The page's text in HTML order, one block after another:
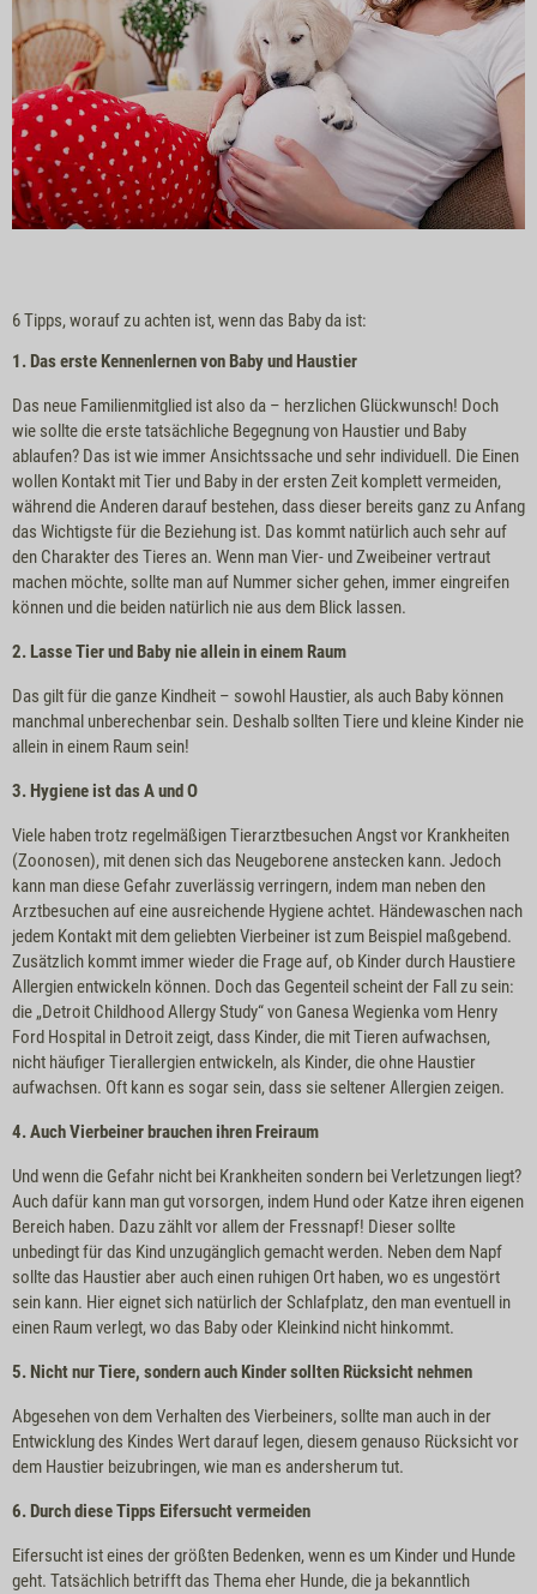
6 Tipps, worauf zu achten ist, wenn das Baby da ist:
1. Das erste Kennenlernen von Baby und Haustier
Das neue Familienmitglied ist also da – herzlichen Glückwunsch! Doch
wie sollte die erste tatsächliche Begegnung von Haustier und Baby
ablaufen? Das ist wie immer Ansichtssache und sehr individuell. Die Einen
wollen Kontakt mit Tier und Baby in der ersten Zeit komplett vermeiden,
während die Anderen darauf bestehen, dass dieser bereits ganz zu Anfang
das Wichtigste für die Beziehung ist. Das kommt natürlich auch sehr auf
den Charakter des Tieres an. Wenn man Vier- und Zweibeiner vertraut
machen möchte, sollte man auf Nummer sicher gehen, immer eingreifen
können und die beiden natürlich nie aus dem Blick lassen.
2. Lasse Tier und Baby nie allein in einem Raum
Das gilt für die ganze Kindheit – sowohl Haustier, als auch Baby können
manchmal unberechenbar sein. Deshalb sollten Tiere und kleine Kinder nie
allein in einem Raum sein!
3. Hygiene ist das A und O
Viele haben trotz regelmäßigen Tierarztbesuchen Angst vor Krankheiten
(Zoonosen), mit denen sich das Neugeborene anstecken kann. Jedoch
kann man diese Gefahr zuverlässig verringern, indem man neben den
Arztbesuchen auf eine ausreichende Hygiene achtet. Händewaschen nach
jedem Kontakt mit dem geliebten Vierbeiner ist zum Beispiel maßgebend.
Zusätzlich kommt immer wieder die Frage auf, ob Kinder durch Haustiere
Allergien entwickeln können. Doch das Gegenteil scheint der Fall zu sein:
die „Detroit Childhood Allergy Study“ von Ganesa Wegienka vom Henry
Ford Hospital in Detroit zeigt, dass Kinder, die mit Tieren aufwachsen,
nicht häufiger Tierallergien entwickeln, als Kinder, die ohne Haustier
aufwachsen. Oft kann es sogar sein, dass sie seltener Allergien zeigen.
4. Auch Vierbeiner brauchen ihren Freiraum
Und wenn die Gefahr nicht bei Krankheiten sondern bei Verletzungen liegt?
Auch dafür kann man gut vorsorgen, indem Hund oder Katze ihren eigenen
Bereich haben. Dazu zählt vor allem der Fressnapf! Dieser sollte
unbedingt für das Kind unzugänglich gemacht werden. Neben dem Napf
sollte das Haustier aber auch einen ruhigen Ort haben, wo es ungestört
sein kann. Hier eignet sich natürlich der Schlafplatz, den man eventuell in
einen Raum verlegt, wo das Baby oder Kleinkind nicht hinkommt.
5. Nicht nur Tiere, sondern auch Kinder sollten Rücksicht nehmen
Abgesehen von dem Verhalten des Vierbeiners, sollte man auch in der
Entwicklung des Kindes Wert darauf legen, diesem genauso Rücksicht vor
dem Haustier beizubringen, wie man es andersherum tut.
6. Durch diese Tipps Eifersucht vermeiden
Eifersucht ist eines der größten Bedenken, wenn es um Kinder und Hunde
geht. Tatsächlich betrifft das Thema eher Hunde, die ja bekanntlich